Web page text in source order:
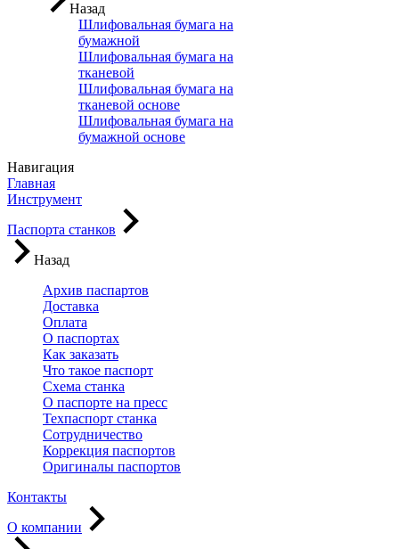
Назад
Шлифовальная бумага на
бумажной
Шлифовальная бумага на
тканевой
Шлифовальная бумага на
тканевой основе
Шлифовальная бумага на
бумажной основе
Навигация
Главная
Инструмент
Паспорта станков
Назад
Архив паспартов
Доставка
Оплата
О паспортах
Как заказать
Что такое паспорт
Схема станка
О паспорте на пресс
Техпаспорт станка
Сотрудничество
Коррекция паспортов
Оригиналы паспортов
Контакты
О компании